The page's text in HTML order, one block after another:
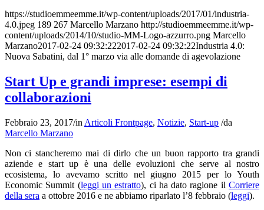
https://studioemmeemme.it/wp-content/uploads/2017/01/industria-
4.0.jpeg 189 267 Marcello Marzano http://studioemmeemme.it/wp-
content/uploads/2014/10/studio-MM-Logo-azzurro.png Marcello
Marzano2017-02-24 09:32:222017-02-24 09:32:22Industria 4.0:
Nuova Sabatini, dal 1° marzo via alle domande di agevolazione
Start Up e grandi imprese: esempi di
collaborazioni
Febbraio 23, 2017/in Articoli Frontpage, Notizie, Start-up /da
Marcello Marzano
Non ci stancheremo mai di dirlo che un buon rapporto tra grandi
aziende e start up è una delle evoluzioni che serve al nostro
ecosistema, lo avevamo scritto nel giugno 2015 per lo Youth
Economic Summit (leggi un estratto), ci ha dato ragione ilCorriere
della sera a ottobre 2016 e ne abbiamo riparlato l’8 febbraio (leggi).